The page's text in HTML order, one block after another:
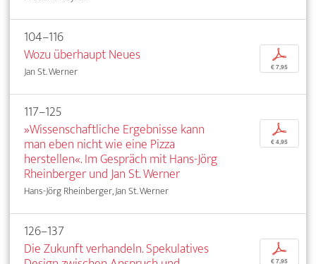
104–116
Wozu überhaupt Neues
Jan St. Werner
p
€ 7,95
117–125
»Wissenschaftliche Ergebnisse kann
man eben nicht wie eine Pizza
herstellen«. Im Gespräch mit Hans-Jörg
Rheinberger und Jan St. Werner
Hans-Jörg Rheinberger, Jan St. Werner
p
€ 4,95
126–137
Die Zukunft verhandeln. Spekulatives
p
€ 7,95